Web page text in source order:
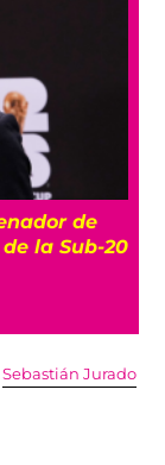
de
la Sub-20
Sebastián Jurado